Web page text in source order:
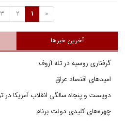
«
1
2
3
آخرین خبرها
گرفتاری روسیه در تله آزوف
امیدهای اقتصاد عراق
دویست و پنجاه سالگی انقلاب آمریکا در
چهره‌های کلیدی دولت برنام